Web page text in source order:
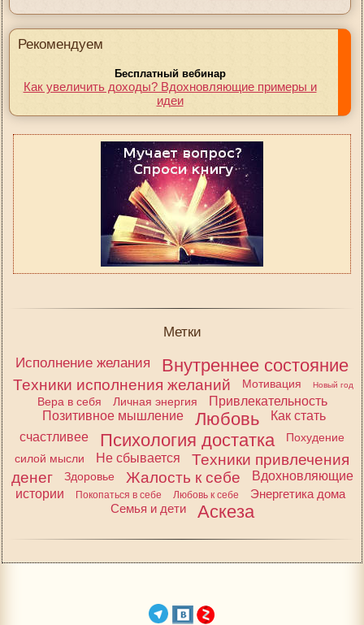
Рекомендуем
Бесплатный вебинар
Как увеличить доходы? Вдохновляющие примеры и
идеи
Метки
Исполнение желания
Внутреннее состояние
Техники исполнения желаний Мотивация Новый год
Вера в себя Личная энергия
Привлекательность
Позитивное мышление
Любовь
Как стать
счастливее
Психология достатка
Похудение
силой мысли
Не сбывается
Техники привлечения
денег
Здоровье Жалость к себе
Вдохновляющие
истории
Покопаться в себе Любовь к себе
Энергетика дома
Семья и дети
Аскеза